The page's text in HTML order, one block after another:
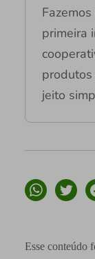
primeira
jeito
Esse conteúdo